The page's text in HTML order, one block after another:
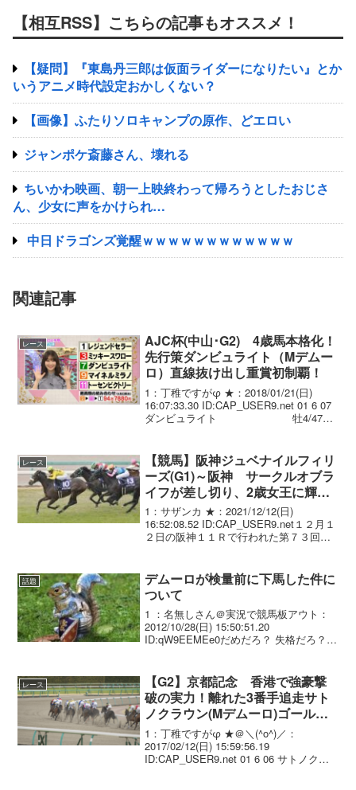
【相互RSS】こちらの記事もオススメ！
【疑問】『東島丹三郎は仮面ライダーになりたい』とか
いうアニメ時代設定おかしくない？
【画像】ふたりソロキャンプの原作、どエロい
ジャンポケ斎藤さん、壊れる
ちいかわ映画、朝一上映終わって帰ろうとしたおじさ
ん、少女に声をかけられ…
中日ドラゴンズ覚醒ｗｗｗｗｗｗｗｗｗｗｗｗ
関連記事
レース
AJC杯(中山･G2) 4歳馬本格化！
先行策ダンビュライト（Mデムー
ロ）直線抜け出し重賞初制覇！
1：丁稚ですがφ ★：2018/01/21(日)
16:07:33.30 ID:CAP_USER9.net 01 6 07
ダンビュライト 牡4/474(.
レース
【競馬】阪神ジュベナイルフィリ
ーズ(G1)～阪神 サークルオブラ
イフが差し切り、2歳女王に輝
く 重賞連勝
1：サザンカ ★：2021/12/12(日)
16:52:08.52 ID:CAP_USER9.net１２月１
２日の阪神１１Ｒで行われた第７３回阪
馬齢、１８頭立て、１着...
話題
デムーロが検量前に下馬した件に
ついて
1 ：名無しさん＠実況で競馬板アウト：
2012/10/28(日) 15:50:51.20
ID:qW9EEMEe0だめだろ？ 失格だろ？
ト：2012/10/28(...
レース
【G2】京都記念 香港で強豪撃
破の実力！離れた3番手追走サト
ノクラウン(Mデムーロ)ゴール前
抜け出し連覇達成！ マカヒキ3着
1：丁稚ですがφ ★＠＼(^o^)／：
2017/02/12(日) 15:59:56.19
ID:CAP_USER9.net 01 6 06 サトノクラ